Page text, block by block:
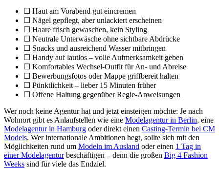
☐ Haut am Vorabend gut eincremen
☐ Nägel gepflegt, aber unlackiert erscheinen
☐ Haare frisch gewaschen, kein Styling
☐ Neutrale Unterwäsche ohne sichtbare Abdrücke
☐ Snacks und ausreichend Wasser mitbringen
☐ Handy auf lautlos – volle Aufmerksamkeit geben
☐ Komfortables Wechsel-Outfit für An- und Abreise
☐ Bewerbungsfotos oder Mappe griffbereit halten
☐ Pünktlichkeit – lieber 15 Minuten früher
☐ Offene Haltung gegenüber Regie-Anweisungen
Wer noch keine Agentur hat und jetzt einsteigen möchte: Je nach
Wohnort gibt es Anlaufstellen wie eine Modelagentur in Berlin, eine
Modelagentur in Hamburg oder direkt einen Casting-Termin bei CM
Models. Wer internationale Ambitionen hegt, sollte sich mit den
Möglichkeiten rund um Modeln im Ausland oder einen 1 Tag in
einer Modelagenturbeschäftigen – denn die großen Big 4 Fashion
Weeks sind für viele das Endziel.